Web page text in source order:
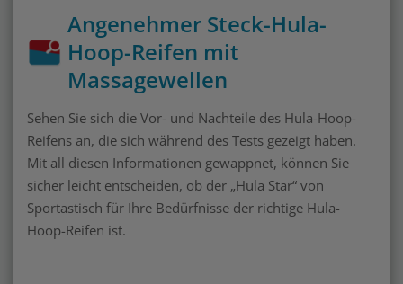
Angenehmer Steck-Hula-
Hoop-Reifen mit
Massagewellen
Sehen Sie sich die Vor- und Nachteile des Hula-Hoop-
Reifens an, die sich während des Tests gezeigt haben.
Mit all diesen Informationen gewappnet, können Sie
sicher leicht entscheiden, ob der „Hula Star“ von
Sportastisch für Ihre Bedürfnisse der richtige Hula-
Hoop-Reifen ist.